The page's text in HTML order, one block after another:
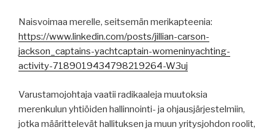
Naisvoimaa merelle, seitsemän merikapteenia:
https://www.linkedin.com/posts/jillian-carson-
jackson_captains-yachtcaptain-womeninyachting-
activity-7189019434798219264-W3uj
Varustamojohtaja vaatii radikaaleja muutoksia
merenkulun yhtiöiden hallinnointi- ja ohjausjärjestelmiin,
jotka määrittelevät hallituksen ja muun yritysjohdon roolit,